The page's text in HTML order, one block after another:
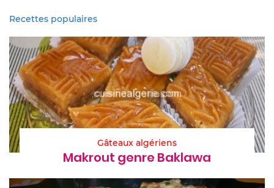
Recettes populaires
Gâteaux algériens
Makrout genre Baklawa